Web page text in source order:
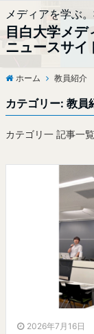
メディアを学ぶ
目白大学メ
ニュースサイ
ホーム 教員紹介
カテゴリー: 教員
カテゴリ一 記事一覧
2026年7月16日